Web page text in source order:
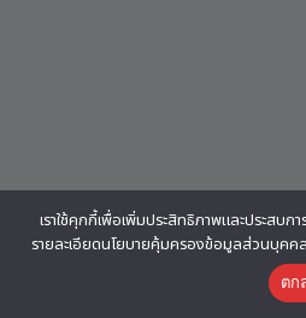
เราใช้คุกกี้เพื่อเพิ่มประสิทธิภาพและประสบก
รายละเอียดนโยบายคุ้มครองข้อมูลส่วนบุคค
ตก